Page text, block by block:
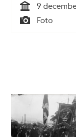
Tid
9
Typ
Foto